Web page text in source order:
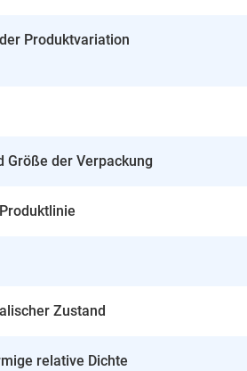
Produktvariation
Größe der Verpackung
Zustand
relative Dichte